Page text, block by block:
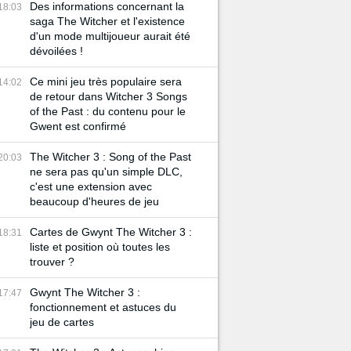
Des informations concernant la
saga The Witcher et l'existence
d'un mode multijoueur aurait été
dévoilées !
Ce mini jeu très populaire sera
de retour dans Witcher 3 Songs
of the Past : du contenu pour le
Gwent est confirmé
The Witcher 3 : Song of the Past
ne sera pas qu'un simple DLC,
c'est une extension avec
beaucoup d'heures de jeu
Cartes de Gwynt The Witcher 3 :
liste et position où toutes les
trouver ?
Gwynt The Witcher 3 :
fonctionnement et astuces du
jeu de cartes